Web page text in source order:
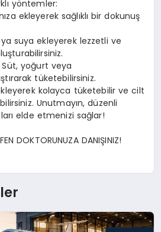
yöntemler:
ekleyerek sağlıklı bir dokunuş
suya ekleyerek lezzetli ve
yoğurt veya
tüketebilirsiniz.
kolayca tüketebilir ve cilt
Unutmayın, düzenli
elde etmenizi sağlar!
DOKTORUNUZA DANIŞINIZ!